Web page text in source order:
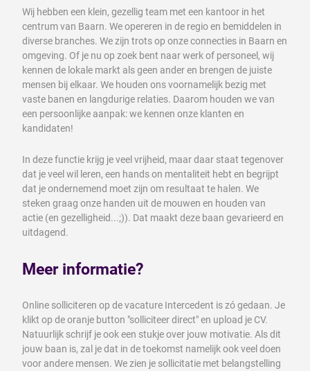
Wij hebben een klein, gezellig team met een kantoor in het
centrum van Baarn. We opereren in de regio en bemiddelen in
diverse branches. We zijn trots op onze connecties in Baarn en
omgeving. Of je nu op zoek bent naar werk of personeel, wij
kennen de lokale markt als geen ander en brengen de juiste
mensen bij elkaar. We houden ons voornamelijk bezig met
vaste banen en langdurige relaties. Daarom houden we van
een persoonlijke aanpak: we kennen onze klanten en
kandidaten!
In deze functie krijg je veel vrijheid, maar daar staat tegenover
dat je veel wil leren, een hands on mentaliteit hebt en begrijpt
dat je ondernemend moet zijn om resultaat te halen. We
steken graag onze handen uit de mouwen en houden van
actie (en gezelligheid...;)). Dat maakt deze baan gevarieerd en
uitdagend.
Meer informatie?
Online solliciteren op de vacature Intercedent is zó gedaan. Je
klikt op de oranje button "solliciteer direct" en upload je CV.
Natuurlijk schrijf je ook een stukje over jouw motivatie. Als dit
jouw baan is, zal je dat in de toekomst namelijk ook veel doen
voor andere mensen. We zien je sollicitatie met belangstelling